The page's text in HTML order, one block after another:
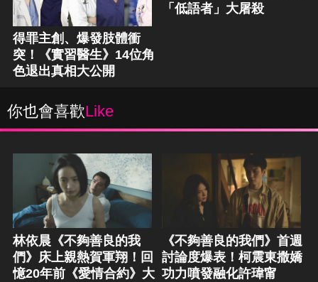
得罪主創、爆發肢體衝
突！《實習醫生》14位角
色退出真相大公開
「低語者」大屠殺
你也會喜歡Like
林依晨《不夠善良的我
們》床上親熱賀軍翔！回
憶20年前《愛情合約》大
《不夠善良的我們》首週
討論度爆表！柯震東撒嬌
功力噴發融化許瑋甯